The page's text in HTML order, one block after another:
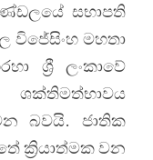
සභාපති
විජේසිංහ මහතා
ශ්‍රී ලංකාවේ
බවයි. ජාතික
ක්‍රියාත්මක වන